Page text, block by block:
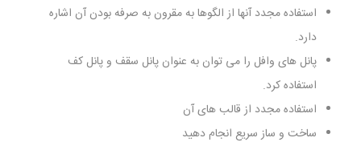
استفاده مجدد آنها از الگوها به مقرون به صرفه بودن آن اشاره
دارد.
پانل های وافل را می توان به عنوان پانل سقف و پانل کف
استفاده کرد.
استفاده مجدد از قالب های آن
ساخت و ساز سریع انجام دهید